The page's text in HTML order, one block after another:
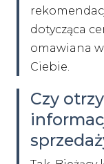
dotycząca
omawiana
Ciebie.
Czy